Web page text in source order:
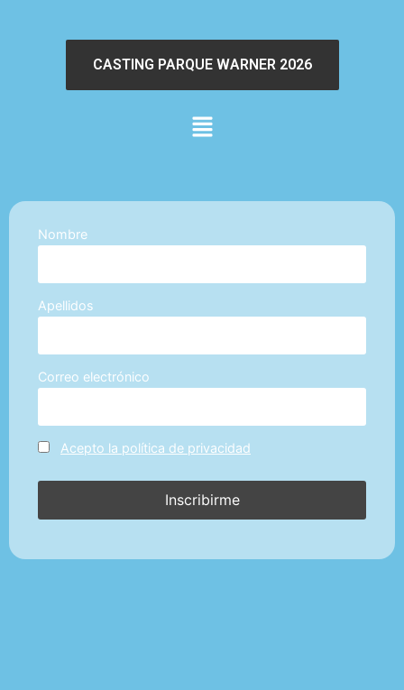
CASTING PARQUE WARNER 2026
Nombre
Apellidos
Correo electrónico
Acepto la política de privacidad